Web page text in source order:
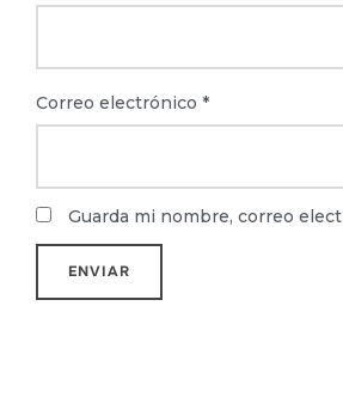
Correo electrónico *
Guarda mi nombre, correo